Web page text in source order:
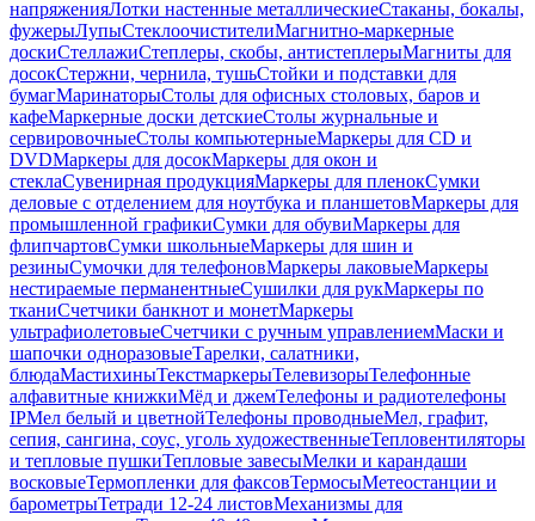
напряженияЛотки настенные металлическиеСтаканы, бокалы,
фужерыЛупыСтеклоочистителиМагнитно-маркерные
доскиСтеллажиСтеплеры, скобы, антистеплерыМагниты для
досокСтержни, чернила, тушьСтойки и подставки для
бумагМаринаторыСтолы для офисных столовых, баров и
кафеМаркерные доски детскиеСтолы журнальные и
сервировочныеСтолы компьютерныеМаркеры для CD и
DVDМаркеры для досокМаркеры для окон и
стеклаСувенирная продукцияМаркеры для пленокСумки
деловые с отделением для ноутбука и планшетовМаркеры для
промышленной графикиСумки для обувиМаркеры для
флипчартовСумки школьныеМаркеры для шин и
резиныСумочки для телефоновМаркеры лаковыеМаркеры
нестираемые перманентныеСушилки для рукМаркеры по
тканиСчетчики банкнот и монетМаркеры
ультрафиолетовыеСчетчики с ручным управлениемМаски и
шапочки одноразовыеТарелки, салатники,
блюдаМастихиныТекстмаркерыТелевизорыТелефонные
алфавитные книжкиМёд и джемТелефоны и радиотелефоны
IPМел белый и цветнойТелефоны проводныеМел, графит,
сепия, сангина, соус, уголь художественныеТепловентиляторы
и тепловые пушкиТепловые завесыМелки и карандаши
восковыеТермопленки для факсовТермосыМетеостанции и
барометрыТетради 12-24 листовМеханизмы для